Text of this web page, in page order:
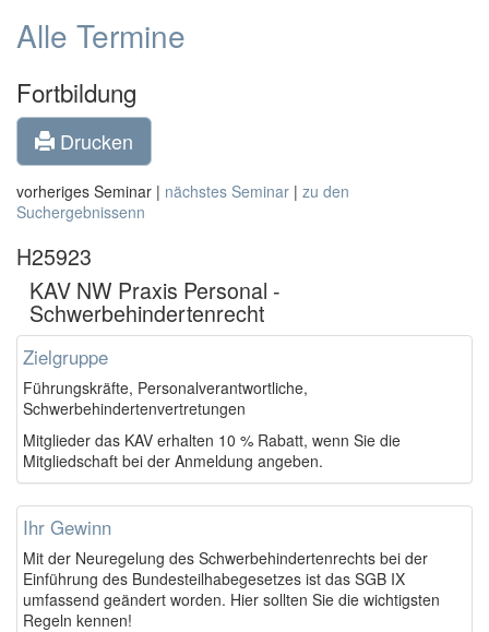
Alle Termine
Fortbildung
Drucken
vorheriges Seminar | nächstes Seminar | zu den
Suchergebnissenn
H25923
KAV NW Praxis Personal -
Schwerbehindertenrecht
Zielgruppe
Führungskräfte, Personalverantwortliche,
Schwerbehindertenvertretungen
Mitglieder das KAV erhalten 10 % Rabatt, wenn Sie die
Mitgliedschaft bei der Anmeldung angeben.
Ihr Gewinn
Mit der Neuregelung des Schwerbehindertenrechts bei der
Einführung des Bundesteilhabegesetzes ist das SGB IX
umfassend geändert worden. Hier sollten Sie die wichtigsten
Regeln kennen!